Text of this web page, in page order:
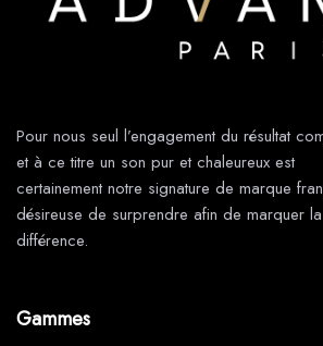
Pour nous seul l’engagement du résultat
et à ce titre un son pur et chaleureux est
certainement notre signature de marque
désireuse de surprendre afin de marquer la
différence.
Gammes